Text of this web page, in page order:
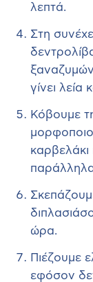
λεπτά.
Στη
γίνει λεία
Κόβουμε
ώρα.
Πιέζουμε
εφόσον